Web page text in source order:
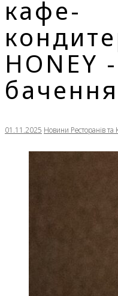
кафе-
HONEY
01.11.2025 Новини Ресторанів та